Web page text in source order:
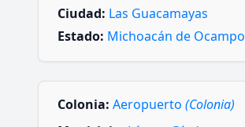
Ciudad: Las Guacamayas
Estado: Michoacán de Ocampo
Colonia: Aeropuerto (Colonia)